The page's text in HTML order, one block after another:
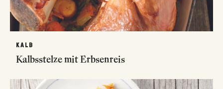
KALB
Kalbsstelze mit Erbsenreis